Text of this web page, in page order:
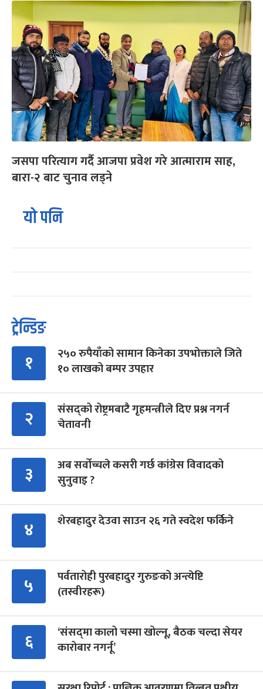
जसपा परित्याग गर्दै आजपा प्रवेश गरे आत्माराम साह,
बारा-२ बाट चुनाव लड्ने
यो पनि
ट्रेन्डिङ
१
२५० रुपैयाँको सामान किनेका उपभोक्ताले जिते
१० लाखको बम्पर उपहार
२
संसद्को रोष्ट्रमबाटै गृहमन्त्रीले दिए प्रश्न नगर्न
चेतावनी
३
अब सर्वोच्चले कसरी गर्छ कांग्रेस विवादको
सुनुवाइ ?
४ शेरबहादुर देउवा साउन २६ गते स्वदेश फर्किने
५
पर्वतारोही पुरबहादुर गुरुङको अन्त्येष्टि
(तस्वीरहरू)
६
‘संसद्‍मा कालो चस्मा खोल्नू, बैठक चल्दा सेयर
कारोबार नगर्नू’